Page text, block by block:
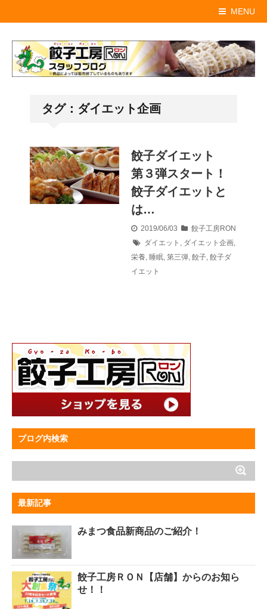
MENU
タグ：ダイエット企画
餃子ダイエット
第３弾スタート！
餃子ダイエットと
は…
2019/06/03
餃子工房RON
ダイエット
ダイエット企画
栄養 睡眠 第三弾 餃子 餃子ダ
イエット
ブログ内検索
最新記事
みまつ食品新商品のご紹介！
餃子工房ＲＯＮ【店舗】からのお知ら
せ！！